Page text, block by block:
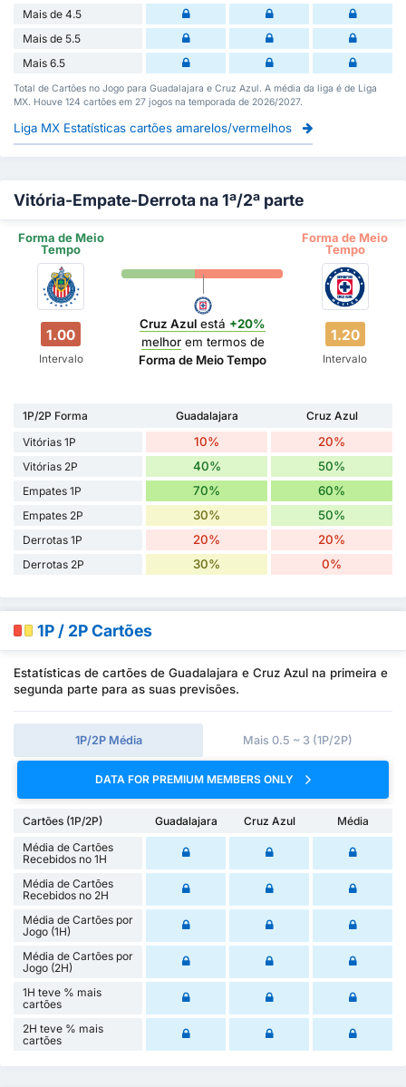
Mais de 4.5
Mais de 5.5
Mais 6.5
Total de Cartões no Jogo para Guadalajara e Cruz Azul. A média da liga é de Liga
MX. Houve 124 cartões em 27 jogos na temporada de 2026/2027.
Liga MX Estatísticas cartões amarelos/vermelhos
Vitória-Empate-Derrota na 1ª/2ª parte
Forma de Meio
Tempo
Forma de Meio
Tempo
1.00
Intervalo
Cruz Azul está +20%
melhorem termos de
Forma de Meio Tempo
1.20
Intervalo
1P/2P Forma Guadalajara
Cruz Azul
Vitórias 1P
10% 20%
Vitórias 2P 40% 50%
Empates 1P 70% 60%
Empates 2P 30% 50%
Derrotas 1P 20% 20%
Derrotas 2P 30% 0%
1P / 2P Cartões
Estatísticas de cartões de Guadalajara e Cruz Azul na primeira e
segunda parte para as suas previsões.
1P/2P Média Mais 0.5 ~ 3 (1P/2P)
DATA FOR PREMIUM MEMBERS ONLY
Cartões (1P/2P) Guadalajara Cruz Azul
Média
Média de Cartões
Recebidos no 1H
Média de Cartões
Recebidos no 2H
Média de Cartões por
Jogo (1H)
Média de Cartões por
Jogo (2H)
1H teve % mais
cartões
2H teve % mais
cartões